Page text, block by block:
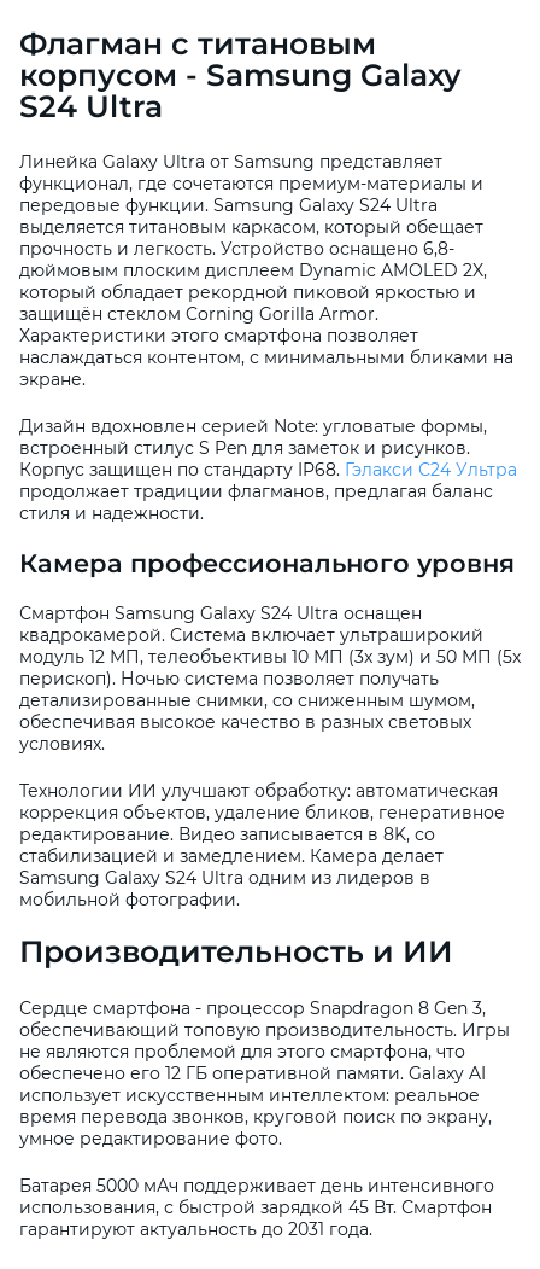
Флагман с титановым
корпусом - Samsung Galaxy
S24 Ultra
Линейка Galaxy Ultra от Samsung представляет
функционал, где сочетаются премиум-материалы и
передовые функции. Samsung Galaxy S24 Ultra
выделяется титановым каркасом, который обещает
прочность и легкость. Устройство оснащено 6,8-
дюймовым плоским дисплеем Dynamic AMOLED 2X,
который обладает рекордной пиковой яркостью и
защищён стеклом Corning Gorilla Armor.
Характеристики этого смартфона позволяет
наслаждаться контентом, с минимальными бликами на
экране.
Дизайн вдохновлен серией Note: угловатые формы,
встроенный стилус S Pen для заметок и рисунков.
Корпус защищен по стандарту IP68. Гэлакси С24 Ультра
продолжает традиции флагманов, предлагая баланс
стиля и надежности.
Камера профессионального уровня
Смартфон Samsung Galaxy S24 Ultra оснащен
квадрокамерой. Система включает ультраширокий
модуль 12 МП, телеобъективы 10 МП (3x зум) и 50 МП (5x
перископ). Ночью система позволяет получать
детализированные снимки, со сниженным шумом,
обеспечивая высокое качество в разных световых
условиях.
Технологии ИИ улучшают обработку: автоматическая
коррекция объектов, удаление бликов, генеративное
редактирование. Видео записывается в 8K, со
стабилизацией и замедлением. Камера делает
Samsung Galaxy S24 Ultra одним из лидеров в
мобильной фотографии.
Производительность и ИИ
Сердце смартфона - процессор Snapdragon 8 Gen 3,
обеспечивающий топовую производительность. Игры
не являются проблемой для этого смартфона, что
обеспечено его 12 ГБ оперативной памяти. Galaxy AI
использует искусственным интеллектом: реальное
время перевода звонков, круговой поиск по экрану,
умное редактирование фото.
Батарея 5000 мАч поддерживает день интенсивного
использования, с быстрой зарядкой 45 Вт. Смартфон
гарантируют актуальность до 2031 года.
раз в 2 недели